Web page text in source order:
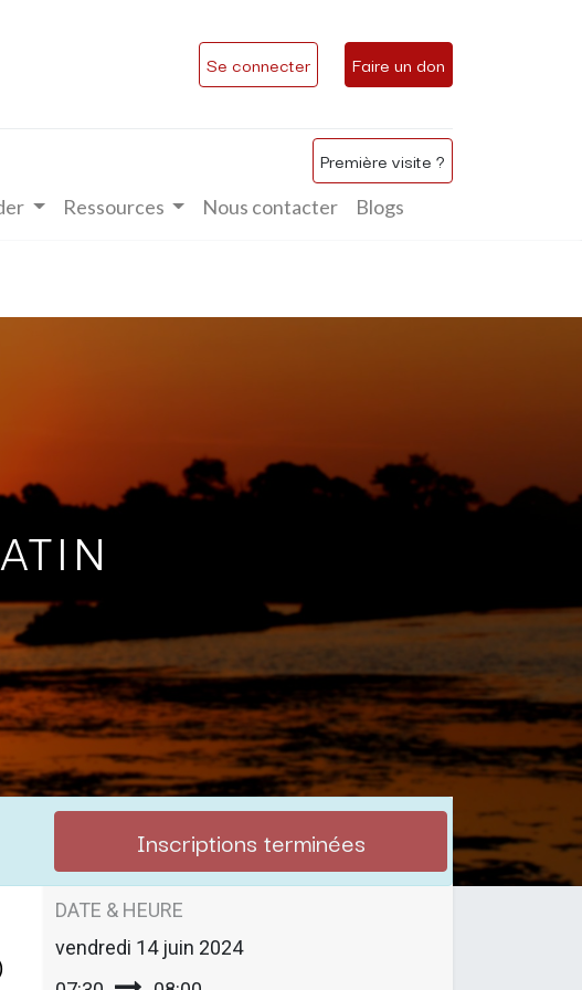
Se connecter Faire un don
Première visite ?
Ressources Nous contacter Blogs
Inscriptions terminées
DATE & HEURE
vendredi 14 juin 2024